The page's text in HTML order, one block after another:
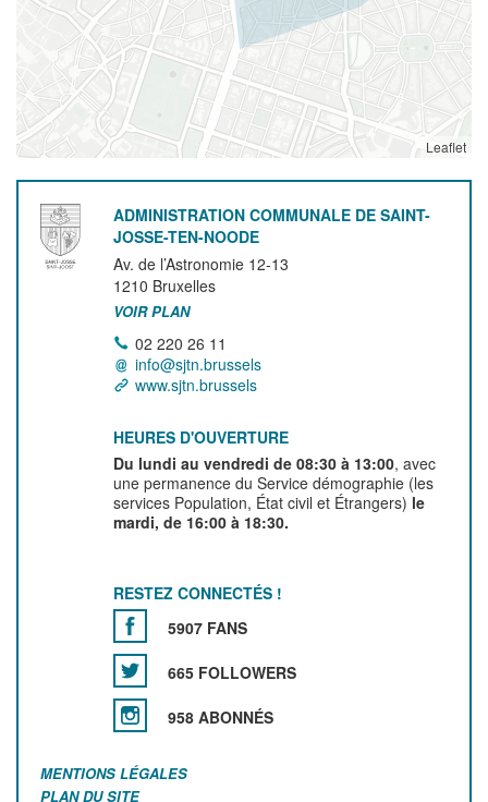
Leaflet
ADMINISTRATION COMMUNALE DE SAINT-
JOSSE-TEN-NOODE
Av. de l’Astronomie 12-13
1210 Bruxelles
VOIR PLAN
02 220 26 11
info@sjtn.brussels
www.sjtn.brussels
HEURES D'OUVERTURE
Du lundi au vendredi de 08:30 à 13:00, avec
une permanence du Service démographie (les
services Population, État civil et Étrangers) le
mardi, de 16:00 à 18:30.
RESTEZ CONNECTÉS !
5907 FANS
665 FOLLOWERS
958 ABONNÉS
MENTIONS LÉGALES
PLAN DU SITE